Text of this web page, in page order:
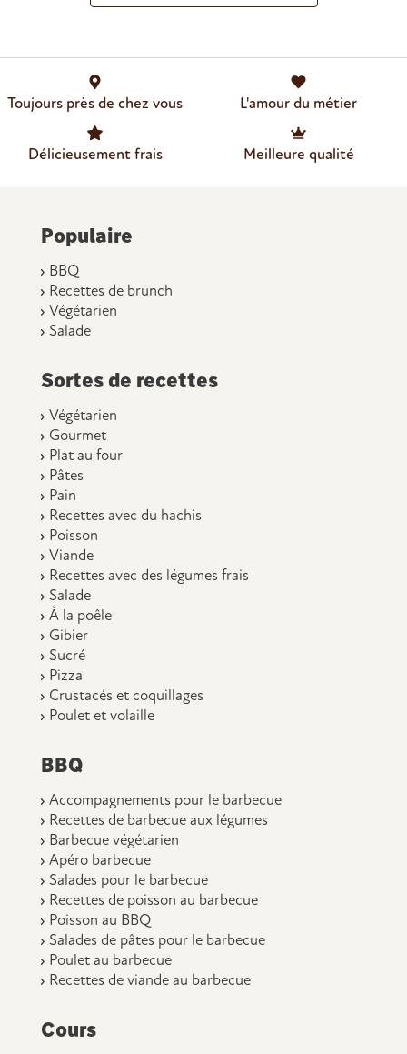
Toujours près de chez vous L'amour du métier
Délicieusement frais Meilleure qualité
Populaire
BBQ
Recettes de brunch
Végétarien
Salade
Sortes de recettes
Végétarien
Gourmet
Plat au four
Pâtes
Pain
Recettes avec du hachis
Poisson
Viande
Recettes avec des légumes frais
Salade
À la poêle
Gibier
Sucré
Pizza
Crustacés et coquillages
Poulet et volaille
BBQ
Accompagnements pour le barbecue
Recettes de barbecue aux légumes
Barbecue végétarien
Apéro barbecue
Salades pour le barbecue
Recettes de poisson au barbecue
Poisson au BBQ
Salades de pâtes pour le barbecue
Poulet au barbecue
Recettes de viande au barbecue
Cours